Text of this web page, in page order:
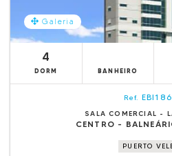
Galeria
4
DORM BANHEIRO
Ref.
SALA COMERCIAL -
CENTRO -
PUERTO